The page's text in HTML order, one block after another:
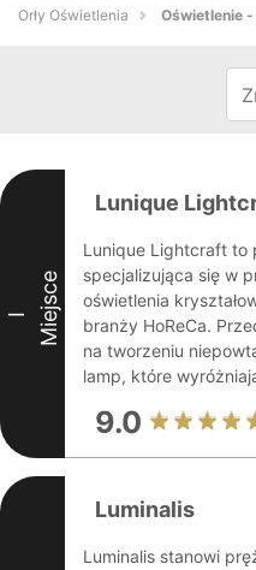
Orły Oświetlenia Oświetlenie
I Miejsce
Lunique
Lunique Lightcraft to
specjalizująca się w
oświetlenia
branży HoReCa.
na tworzeniu
lamp, które
9.0
Luminalis
Luminalis stanowi